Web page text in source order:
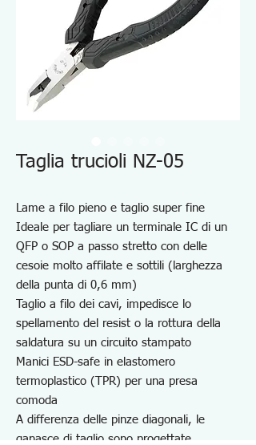
Taglia trucioli NZ-05
Lame a filo pieno e taglio super fine
Ideale per tagliare un terminale IC di un
QFP o SOP a passo stretto con delle
cesoie molto affilate e sottili (larghezza
della punta di 0,6 mm)
Taglio a filo dei cavi, impedisce lo
spellamento del resist o la rottura della
saldatura su un circuito stampato
Manici ESD-safe in elastomero
termoplastico (TPR) per una presa
comoda
A differenza delle pinze diagonali, le
ganasce di taglio sono progettate